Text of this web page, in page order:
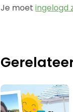
Je moetingelogd